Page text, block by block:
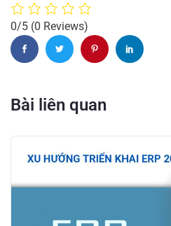
0/5 (0 Reviews)
Bài liên quan